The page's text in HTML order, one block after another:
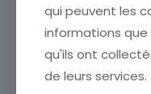
Années 1900
vos frais de port.
Soigné !!!
6,00 €
Ajouter au panier
qui peuvent les
informations que
qu'ils ont
de leurs services.